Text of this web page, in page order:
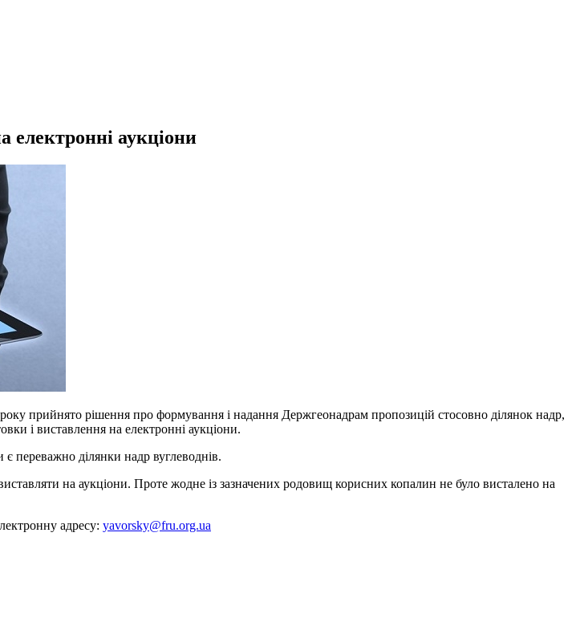
електронні аукціони
прийнято рішення про формування і надання Держгеонадрам пропозицій стосовно ділянок надр,
і виставлення на електронні аукціони.
переважно ділянки надр вуглеводнів.
на аукціони. Проте жодне із зазначених родовищ корисних копалин не було висталено на
адресу: yavorsky@fru.org.ua